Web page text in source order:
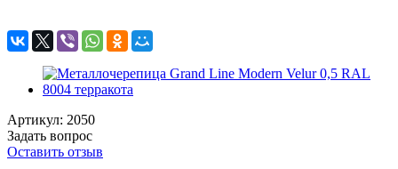
Артикул: 2050
Задать вопрос
Оставить отзыв